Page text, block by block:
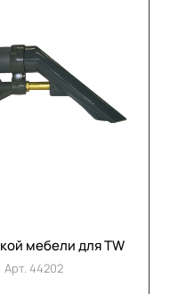
мебели для TW
Арт. 44202